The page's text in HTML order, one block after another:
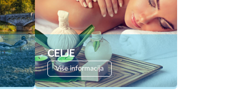
CELJE
Više informacija